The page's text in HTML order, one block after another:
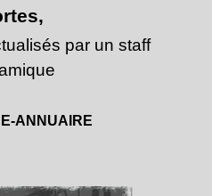
par un staff
ANNUAIRE